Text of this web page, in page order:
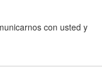
con usted y